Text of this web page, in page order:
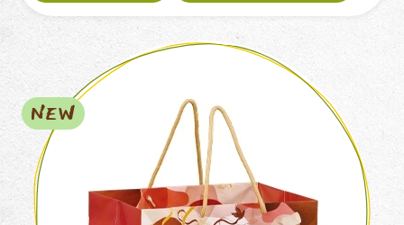
NEW